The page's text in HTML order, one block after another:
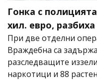
Гонка с
хил. евро,
При две отделни
Враждебна са
разследващите
наркотици и 88